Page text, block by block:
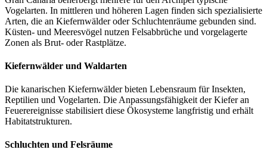
Vogelarten. In mittleren und höheren Lagen finden sich spezialisierte
Arten, die an Kiefernwälder oder Schluchtenräume gebunden sind.
Küsten- und Meeresvögel nutzen Felsabbrüche und vorgelagerte
Zonen als Brut- oder Rastplätze.
Kiefernwälder und Waldarten
Die kanarischen Kiefernwälder bieten Lebensraum für Insekten,
Reptilien und Vogelarten. Die Anpassungsfähigkeit der Kiefer an
Feuerereignisse stabilisiert diese Ökosysteme langfristig und erhält
Habitatstrukturen.
Schluchten und Felsräume